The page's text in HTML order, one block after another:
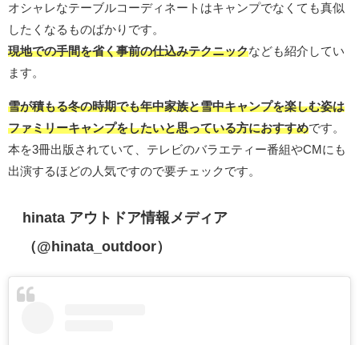
オシャレなテーブルコーディネートはキャンプでなくても真似
したくなるものばかりです。
現地での手間を省く事前の仕込みテクニックなども紹介してい
ます。
雪が積もる冬の時期でも年中家族と雪中キャンプを楽しむ姿は
ファミリーキャンプをしたいと思っている方におすすめです。
本を3冊出版されていて、テレビのバラエティー番組やCMにも
出演するほどの人気ですので要チェックです。
hinata アウトドア情報メディア
（@hinata_outdoor）